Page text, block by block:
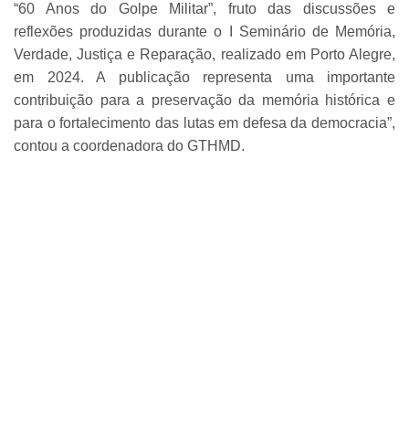
“60 Anos do Golpe Militar”, fruto das discussões e
reflexões produzidas durante o I Seminário de Memória,
Verdade, Justiça e Reparação, realizado em Porto Alegre,
em 2024. A publicação representa uma importante
contribuição para a preservação da memória histórica e
para o fortalecimento das lutas em defesa da democracia”,
contou a coordenadora do GTHMD.